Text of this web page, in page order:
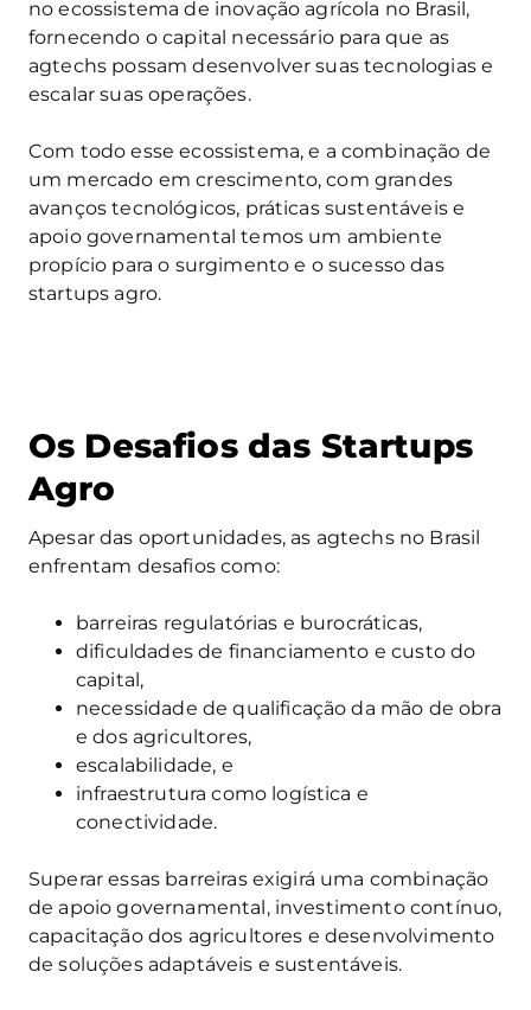
no ecossistema de inovação agrícola no Brasil,
fornecendo o capital necessário para que as
agtechs possam desenvolver suas tecnologias e
escalar suas operações.
Com todo esse ecossistema, e a combinação de
um mercado em crescimento, com grandes
avanços tecnológicos, práticas sustentáveis e
apoio governamental temos um ambiente
propício para o surgimento e o sucesso das
startups agro.
Os Desafios das Startups
Agro
Apesar das oportunidades, as agtechs no Brasil
enfrentam desafios como:
barreiras regulatórias e burocráticas,
dificuldades de financiamento e custo do
capital,
necessidade de qualificação da mão de obra
e dos agricultores,
escalabilidade, e
infraestrutura como logística e
conectividade.
Superar essas barreiras exigirá uma combinação
de apoio governamental, investimento contínuo,
capacitação dos agricultores e desenvolvimento
de soluções adaptáveis e sustentáveis.